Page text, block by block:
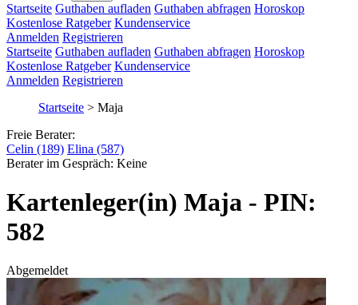
Startseite Guthaben aufladen Guthaben abfragen Horoskop
Kostenlose Ratgeber Kundenservice
Anmelden Registrieren
Startseite Guthaben aufladen Guthaben abfragen Horoskop
Kostenlose Ratgeber Kundenservice
Anmelden Registrieren
Startseite > Maja
Freie Berater:
Celin (189) Elina (587)
Berater im Gespräch: Keine
Kartenleger(in) Maja - PIN:
582
Abgemeldet